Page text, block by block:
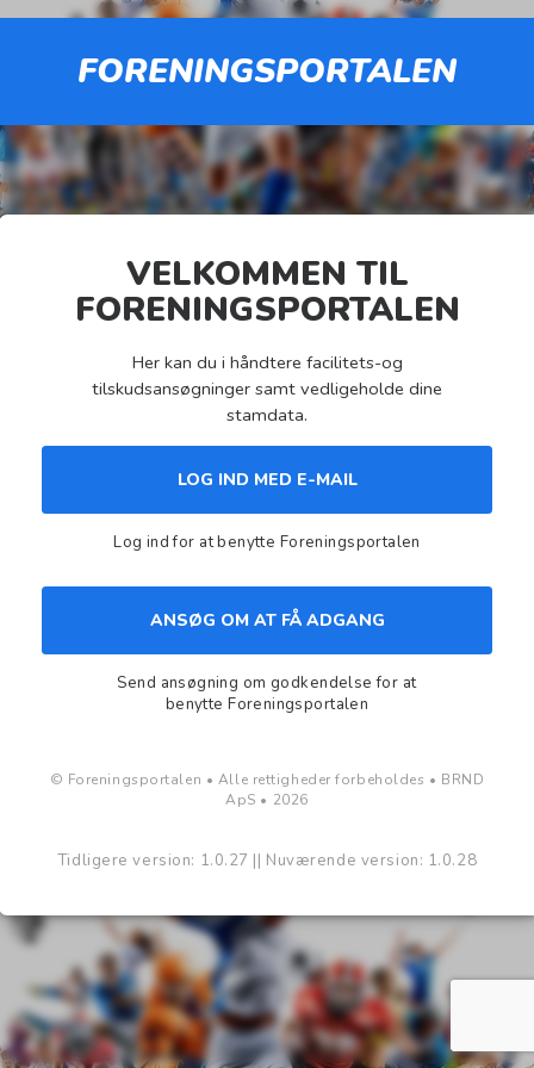
FORENINGSPORTALEN
Her kan du i håndtere facilitets-og
tilskudsansøgninger samt vedligeholde dine
stamdata.
LOG IND MED E-MAIL
Log ind for at benytte Foreningsportalen
ANSØG OM AT FÅ ADGANG
Send ansøgning om godkendelse for at
benytte Foreningsportalen
© Foreningsportalen • Alle rettigheder forbeholdes • BRND
ApS • 2026
Tidligere version: 1.0.27 || Nuværende version: 1.0.28